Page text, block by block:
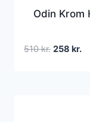
Odin
510kr. Den
258 kr.